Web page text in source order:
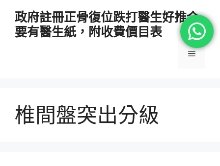
政府註冊正骨復位跌打醫生好推介
要有醫生紙，附收費價目表
選
椎間盤突出分級